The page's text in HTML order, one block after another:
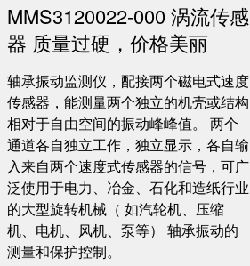
MMS3120022-000 涡流传感
器 质量过硬，价格美丽
轴承振动监测仪，配接两个磁电式速度
传感器，能测量两个独立的机壳或结构
相对于自由空间的振动峰峰值。 两个
通道各自独立工作，独立显示，各自输
入来自两个速度式传感器的信号，可广
泛使用于电力、冶金、石化和造纸行业
的大型旋转机械（ 如汽轮机、压缩
机、电机、风机、泵等） 轴承振动的
测量和保护控制。